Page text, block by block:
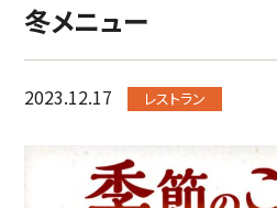
冬メニュー
2023.12.17 レストラン